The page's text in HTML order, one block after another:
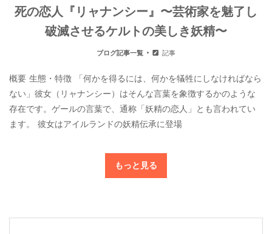
死の恋人『リャナンシー』〜芸術家を魅了し
破滅させるケルトの美しき妖精〜
ブログ記事一覧 記事
概要 生態・特徴 「何かを得るには、何かを犠牲にしなければなら
ない」彼女（リャナンシー）はそんな言葉を象徴するかのような
存在です。ゲールの言葉で、通称「妖精の恋人」とも言われてい
ます。 彼女はアイルランドの妖精伝承に登場
もっと見る